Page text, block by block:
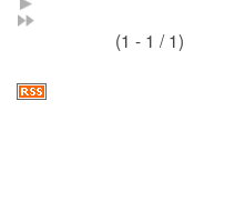
(1 - 1 / 1)